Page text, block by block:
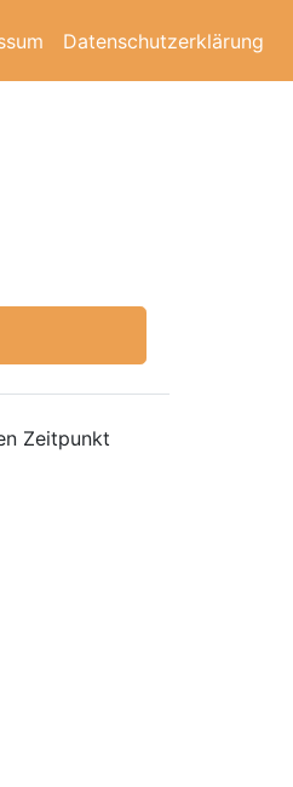
Datenschutzerklärung
Zeitpunkt